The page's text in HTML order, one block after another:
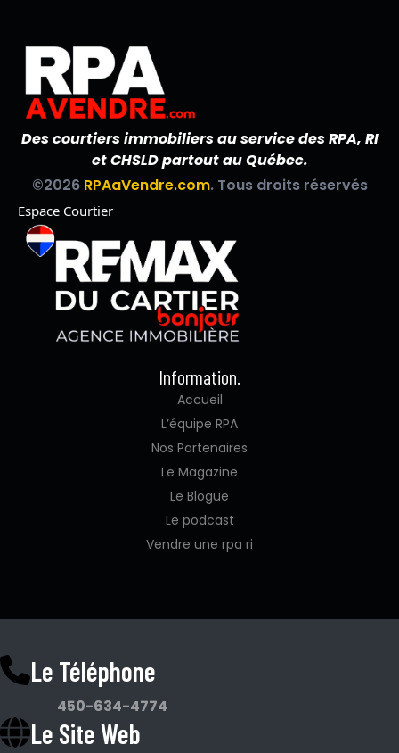
Des courtiers immobiliers au service des RPA, RI
et CHSLD partout au Québec.
©2026 RPAaVendre.com. Tous droits réservés
Espace Courtier
Information.
Accueil
L’équipe RPA
Nos Partenaires
Le Magazine
Le Blogue
Le podcast
Vendre une rpa ri
Le Téléphone
450-634-4774
Le Site Web